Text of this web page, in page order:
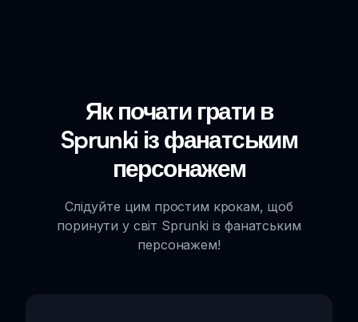
Як почати грати в
Sprunki із фанатським
персонажем
Слідуйте цим простим крокам, щоб
поринути у світ Sprunki із фанатським
персонажем!